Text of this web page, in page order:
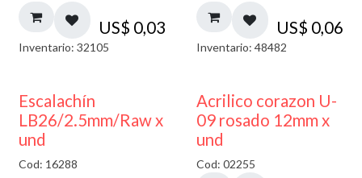
US$ 0,03
Inventario: 32105
US$ 0,06
Inventario: 48482
Escalachín
LB26/2.5mm/Raw x
und
Cod: 16288 50% DESCUENTO
Acrilico corazon U-
09 rosado 12mm x
und
Cod: 02255